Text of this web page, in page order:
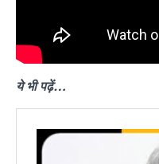
ये भी पढ़ें…